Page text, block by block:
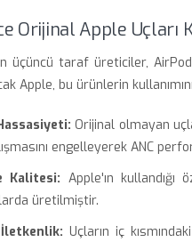
Orijinal Apple Uçları
üçüncü taraf üreticiler,
Apple, bu ürünlerin
Orijinal olmayan
engelleyerek ANC
Kalitesi: Apple'ın
üretilmiştir.
Uçların iç